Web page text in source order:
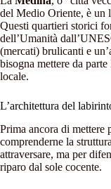
del Medio Oriente, è un
Questi quartieri storici
dell’Umanità
(mercati) brulicanti e
bisogna mettere da
locale.
L’architettura del
Prima ancora di mettere
comprenderne la
attraversare, ma per
riparo dal sole cocente.